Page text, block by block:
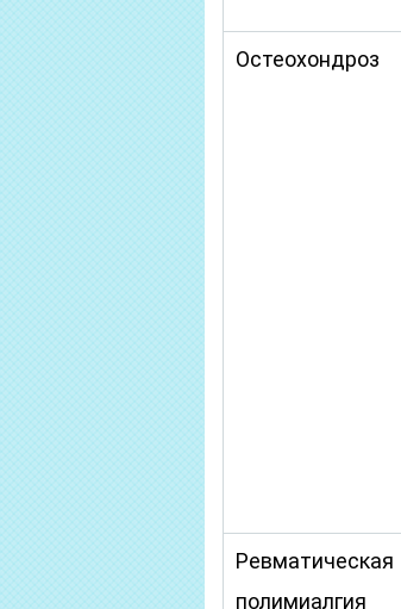
Остеохондроз
Ревматическая
полимиалгия